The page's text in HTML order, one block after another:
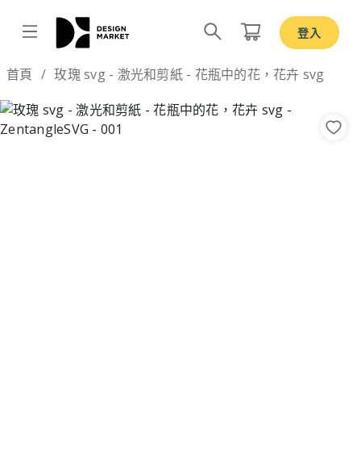
登入
首頁 玫瑰 svg - 激光和剪紙 - 花瓶中的花，花卉 svg